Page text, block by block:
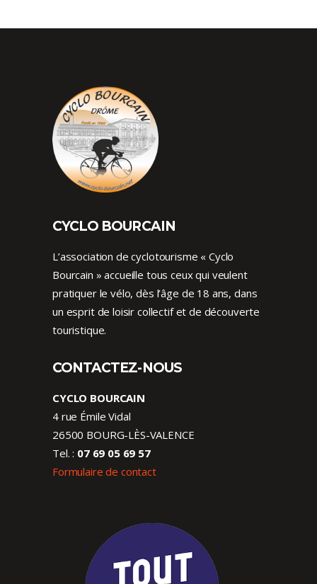
CYCLO BOURCAIN
L’association de cyclotourisme « Cyclo
Bourcain » accueille tous ceux qui veulent
pratiquer le vélo, dès l’âge de 18 ans, dans
un esprit de loisir collectif et de découverte
touristique.
CONTACTEZ-NOUS
CYCLO BOURCAIN
4 rue Émile Vidal
26500 BOURG-LÈS-VALENCE
Tel. : 07 69 05 69 57
Formulaire de contact